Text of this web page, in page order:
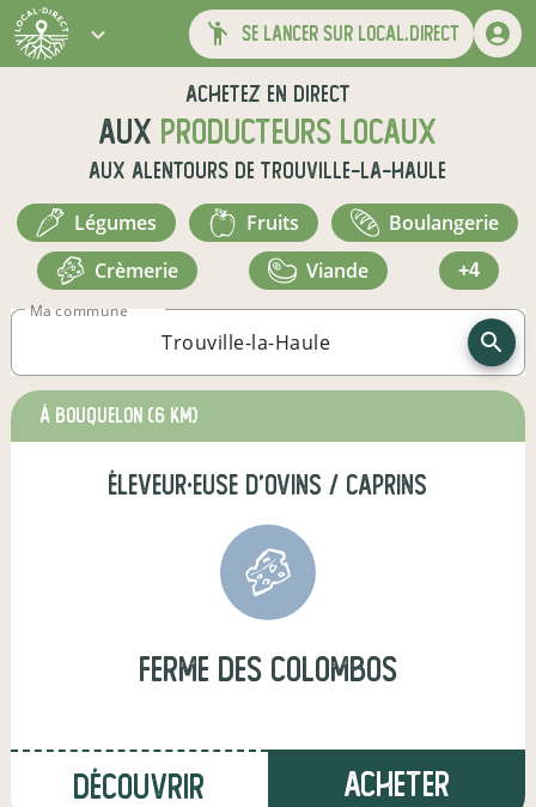
se lancer sur local.direct
Achetez en direct
aux producteurs locaux
aux alentours deTrouville-la-Haule
légumes fruits
boulangerie
crèmerie
viande +4
Ma commune
à Bouquelon (6 km)
éleveur·euse d'ovins / caprins
ferme des colombos
Découvrir Acheter